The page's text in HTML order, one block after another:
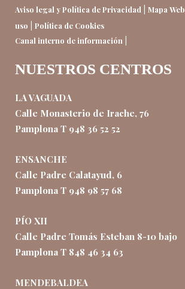
Aviso legal y Política de Privacidad | Mapa Web
uso | Política de Cookies
Canal interno de información |
NUESTROS CENTROS
LA VAGUADA
Calle Monasterio de Irache, 76
Pamplona T 948 36 52 52
ENSANCHE
Calle Padre Calatayud, 6
Pamplona T 948 98 57 68
PÍO XII
Calle Padre Tomás Esteban 8-10 bajo
Pamplona T 848 46 34 63
MENDEBALDEA